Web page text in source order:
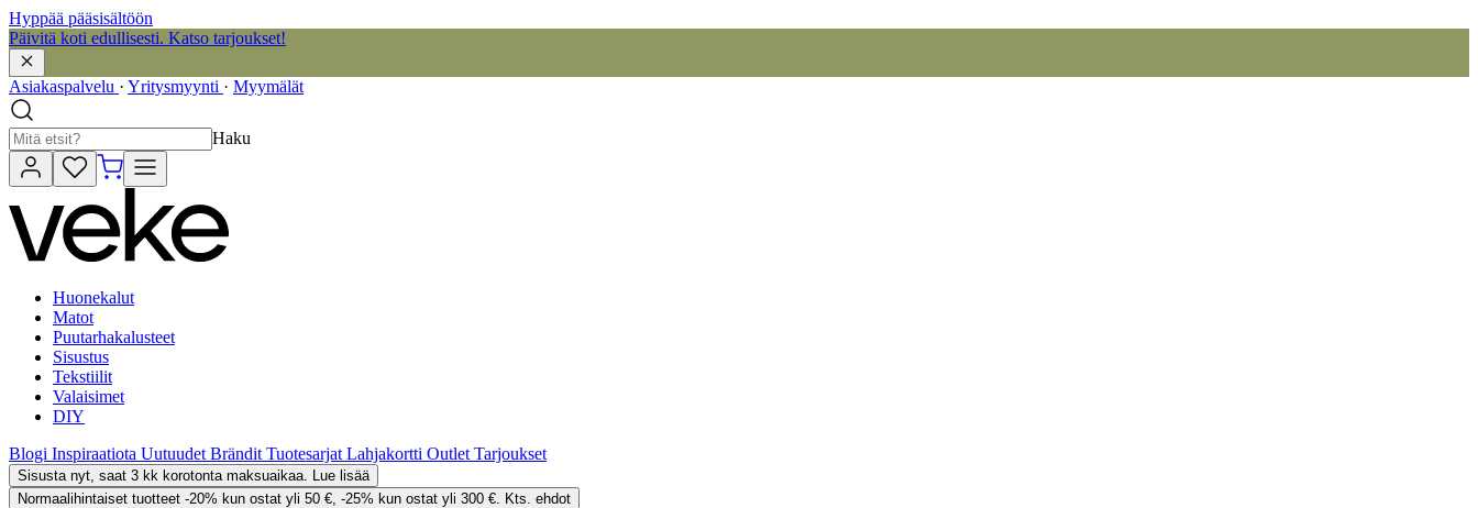
Hyppää pääsisältöön
Päivitä koti edullisesti. Katso tarjoukset!
Asiakaspalvelu · Yritysmyynti · Myymälät
Haku
Huonekalut
Matot
Puutarhakalusteet
Sisustus
Tekstiilit
Valaisimet
DIY
Blogi Inspiraatiota Uutuudet Brändit Tuotesarjat Lahjakortti Outlet Tarjoukset
Sisusta nyt, saat 3 kk korotonta maksuaikaa. Lue lisää
Normaalihintaiset tuotteet -20% kun ostat yli 50 €, -25% kun ostat yli 300 €. Kts. ehdot